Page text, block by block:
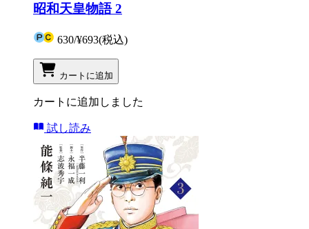
昭和天皇物語 2
630/¥693(税込)
カートに追加
カートに追加しました
試し読み